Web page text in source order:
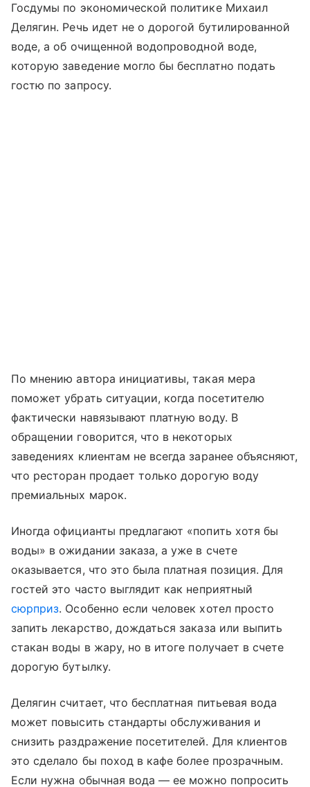
Госдумы по экономической политике Михаил
Делягин. Речь идет не о дорогой бутилированной
воде, а об очищенной водопроводной воде,
которую заведение могло бы бесплатно подать
гостю по запросу.
По мнению автора инициативы, такая мера
поможет убрать ситуации, когда посетителю
фактически навязывают платную воду. В
обращении говорится, что в некоторых
заведениях клиентам не всегда заранее объясняют,
что ресторан продает только дорогую воду
премиальных марок.
Иногда официанты предлагают «попить хотя бы
воды» в ожидании заказа, а уже в счете
оказывается, что это была платная позиция. Для
гостей это часто выглядит как неприятный
сюрприз. Особенно если человек хотел просто
запить лекарство, дождаться заказа или выпить
стакан воды в жару, но в итоге получает в счете
дорогую бутылку.
Делягин считает, что бесплатная питьевая вода
может повысить стандарты обслуживания и
снизить раздражение посетителей. Для клиентов
это сделало бы поход в кафе более прозрачным.
Если нужна обычная вода — ее можно попросить